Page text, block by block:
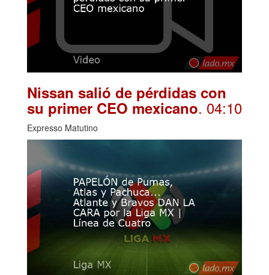
Nissan salió de pérdidas con
su primer CEO mexicano. 04:10
Expresso Matutino